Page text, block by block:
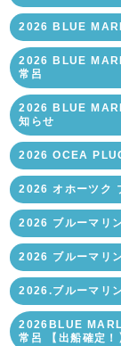
2026 BLUE
2026 BLUE
常呂
2026 BLUE
知らせ
2026 OCEA
2026 オホーツク
2026 ブルーマリ
2026 ブルーマリ
2026.ブルーマリ
2026BLUE
常呂 【出船確定！